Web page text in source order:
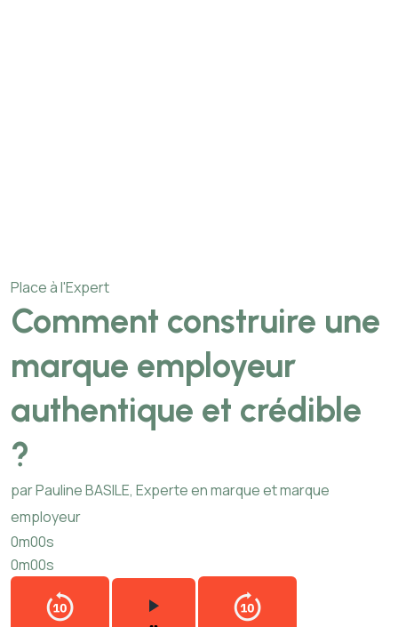
Place à l'Expert
Comment construire une
marque employeur
authentique et crédible
?
par Pauline BASILE, Experte en marque et marque
employeur
0m00s
0m00s